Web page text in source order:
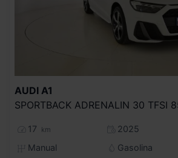
AUDI A1
17 km
2025
Manual
Gasolina